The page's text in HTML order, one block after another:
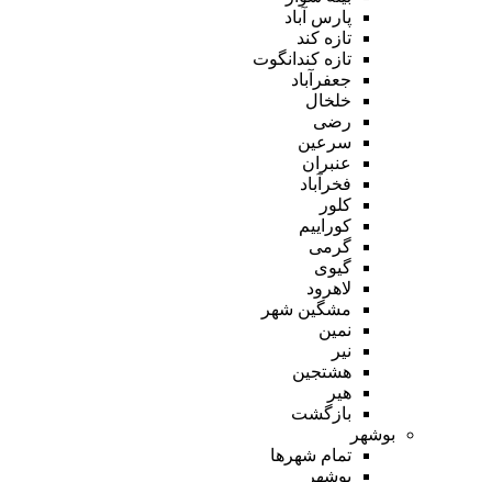
پارس آباد
تازه کند
تازه کندانگوت
جعفرآباد
خلخال
رضی
سرعین
عنبران
فخرآباد
کلور
کوراییم
گرمی
گیوی
لاهرود
مشگین شهر
نمین
نیر
هشتجین
هیر
بازگشت
بوشهر
تمام شهر‌ها
بوشهر